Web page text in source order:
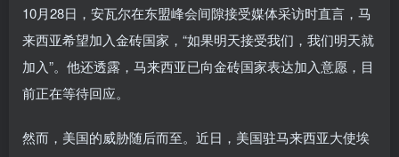
10月28日，安瓦尔在东盟峰会间隙接受媒体采访时直言，马
来西亚希望加入金砖国家，“如果明天接受我们，我们明天就
加入”。他还透露，马来西亚已向金砖国家表达加入意愿，目
前正在等待回应。
然而，美国的威胁随后而至。近日，美国驻马来西亚大使埃